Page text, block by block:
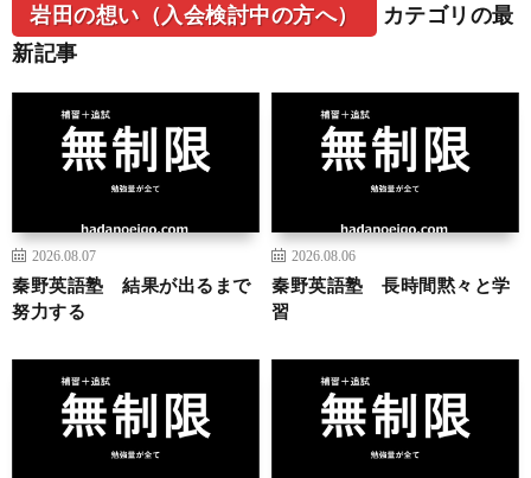
岩田の想い（入会検討中の方へ）
カテゴリの最
新記事
2026.08.07
秦野英語塾 結果が出るまで
努力する
2026.08.06
秦野英語塾 長時間黙々と学
習